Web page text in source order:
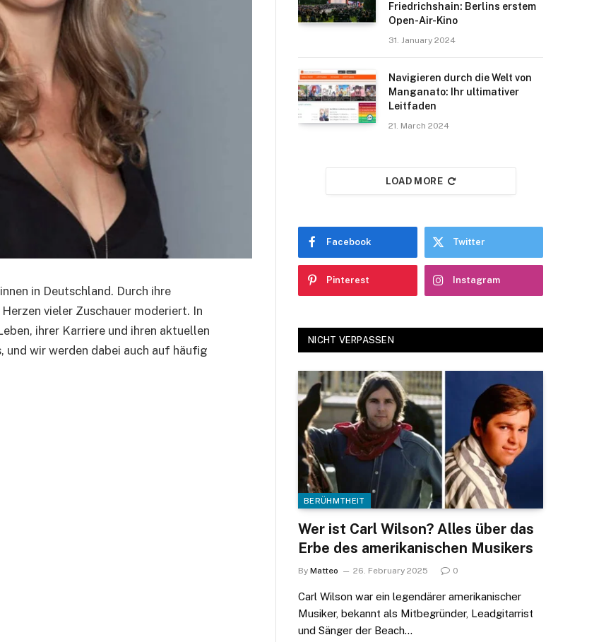
in Deutschland. Durch ihre
vieler Zuschauer moderiert. In
ihrer Karriere und ihren aktuellen
und wir werden dabei auch auf häufig
Friedrichshain: Berlins erstem
Open-Air-Kino
31. January 2024
Navigieren durch die Welt von
Manganato: Ihr ultimativer
Leitfaden
21. March 2024
LOAD MORE
Facebook Twitter
Pinterest Instagram
NICHT VERPASSEN
BERÜHMTHEIT
Wer ist Carl Wilson? Alles über das
Erbe des amerikanischen Musikers
By Matteo 26. February 2025 0
Carl Wilson war ein legendärer amerikanischer
Musiker, bekannt als Mitbegründer, Leadgitarrist
und Sänger der Beach…